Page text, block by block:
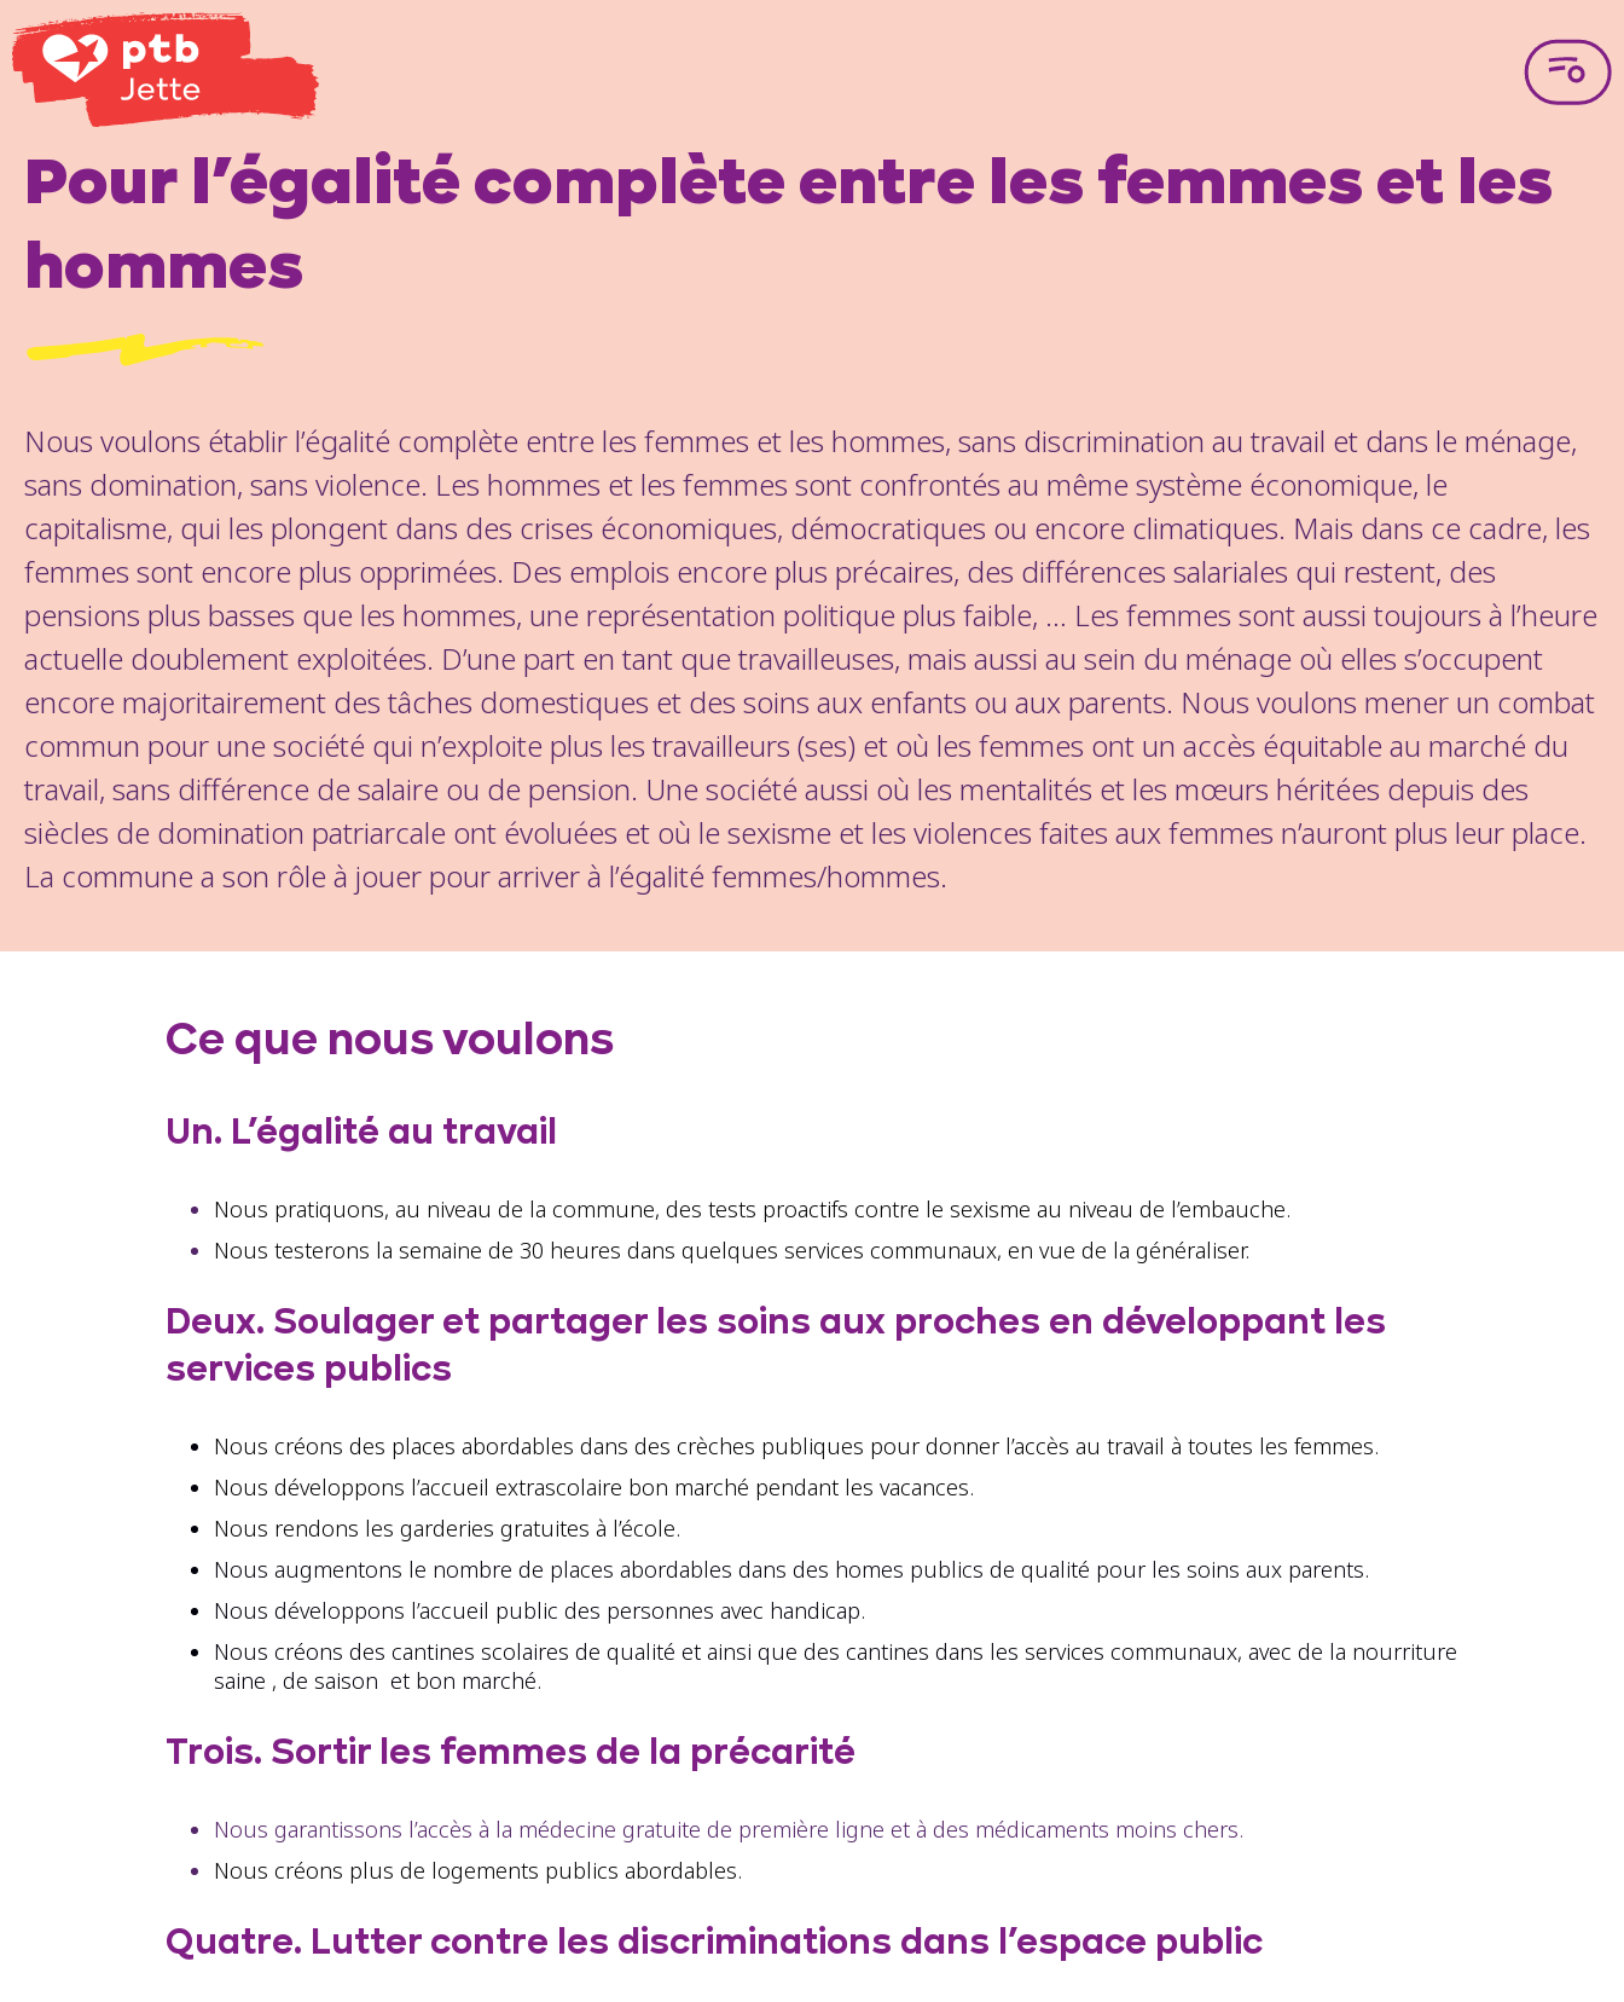
Pour l’égalité complète entre les femmes et les
hommes
Nous voulons établir l’égalité complète entre les femmes et les hommes, sans discrimination au travail et dans le ménage,
sans domination, sans violence. Les hommes et les femmes sont confrontés au même système économique, le
capitalisme, qui les plongent dans des crises économiques, démocratiques ou encore climatiques. Mais dans ce cadre, les
femmes sont encore plus opprimées. Des emplois encore plus précaires, des différences salariales qui restent, des
pensions plus basses que les hommes, une représentation politique plus faible, … Les femmes sont aussi toujours à l’heure
actuelle doublement exploitées. D’une part en tant que travailleuses, mais aussi au sein du ménage où elles s’occupent
encore majoritairement des tâches domestiques et des soins aux enfants ou aux parents. Nous voulons mener un combat
commun pour une société qui n’exploite plus les travailleurs (ses) et où les femmes ont un accès équitable au marché du
travail, sans différence de salaire ou de pension. Une société aussi où les mentalités et les mœurs héritées depuis des
siècles de domination patriarcale ont évoluées et où le sexisme et les violences faites aux femmes n’auront plus leur place.
La commune a son rôle à jouer pour arriver à l’égalité femmes/hommes.
Ce que nous voulons
Un. L’égalité au travail
Nous pratiquons, au niveau de la commune, des tests proactifs contre le sexisme au niveau de l’embauche.
Nous testerons la semaine de 30 heures dans quelques services communaux, en vue de la généraliser.
Deux. Soulager et partager les soins aux proches en développant les
services publics
Nous créons des places abordables dans des crèches publiques pour donner l’accès au travail à toutes les femmes.
Nous développons l’accueil extrascolaire bon marché pendant les vacances.
Nous rendons les garderies gratuites à l’école.
Nous augmentons le nombre de places abordables dans des homes publics de qualité pour les soins aux parents.
Nous développons l’accueil public des personnes avec handicap.
Nous créons des cantines scolaires de qualité et ainsi que des cantines dans les services communaux, avec de la nourriture
saine , de saison et bon marché.
Trois. Sortir les femmes de la précarité
Nous garantissons l’accès à la médecine gratuite de première ligne et à des médicaments moins chers.
Nous créons plus de logements publics abordables.
Quatre. Lutter contre les discriminations dans l’espace public